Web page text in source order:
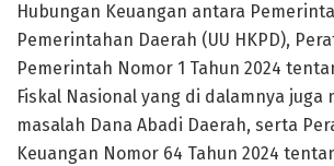
Hubungan Keuangan antara
Pemerintahan Daerah (UU HKPD),
Pemerintah Nomor 1 Tahun 2024
Fiskal Nasional yang di dalamnya juga
masalah Dana Abadi Daerah, serta
Keuangan Nomor 64 Tahun 2024